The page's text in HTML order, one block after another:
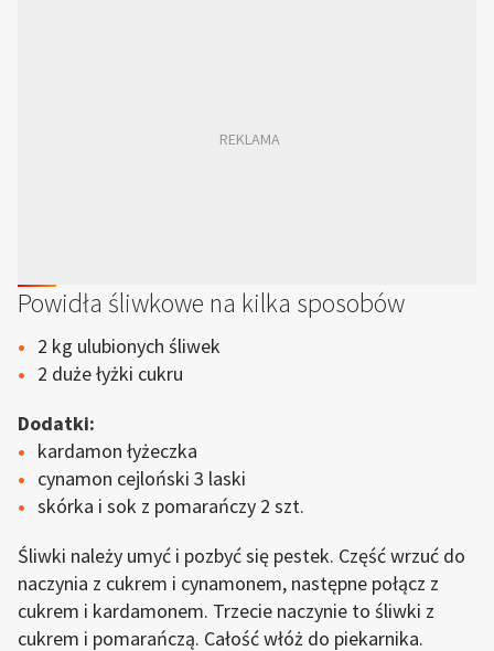
Powidła śliwkowe na kilka sposobów
2 kg ulubionych śliwek
2 duże łyżki cukru
Dodatki:
kardamon łyżeczka
cynamon cejloński 3 laski
skórka i sok z pomarańczy 2 szt.
Śliwki należy umyć i pozbyć się pestek. Część wrzuć do
naczynia z cukrem i cynamonem, następne połącz z
cukrem i kardamonem. Trzecie naczynie to śliwki z
cukrem i pomarańczą. Całość włóż do piekarnika.